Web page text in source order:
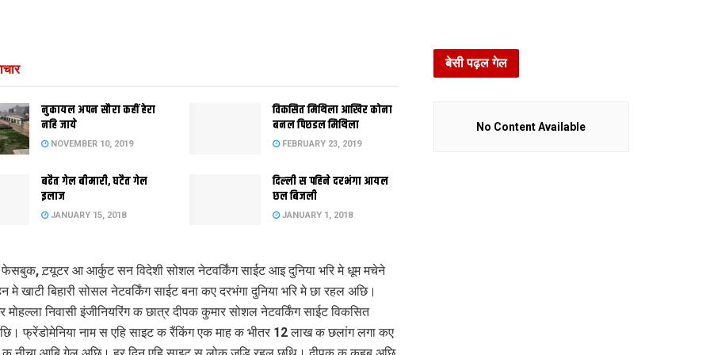
नुकायल अपन सौरा कहीं हेरा
नहि जाये
NOVEMBER 10, 2019
विकसित मिथिला आखिर कोना
बनल पिछडल मिथिला
FEBRUARY 23, 2019
बढैत गेल बीमारी, घटैत गेल
इलाज
JANUARY 15, 2018
दिल्‍ली स पहिने दरभंगा आयल
छल बिजली
JANUARY 1, 2018
ट़यूटर आ आर्कुट सन विदेशी सोशल नेटवर्किंग साईट आइ दुनिया भरि मे धूम मचेने
मे खाटी बिहारी सोसल नेटवर्किंग साईट बना कए दरभंगा दुनिया भरि मे छा रहल अछि।
मोहल्ला निवासी इंजीनियरिंग क छात्र दीपक कुमार सोशल नेटवर्किंग साईट विकसित
फ्रेंडोमेनिया नाम स एहि साइट क रैंकिंग एक माह क भीतर 12 लाख क छलांग लगा कए
बेसी पढ़ल गेल
No Content Available